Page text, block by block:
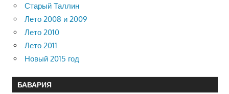
Старый Таллин
Лето 2008 и 2009
Лето 2010
Лето 2011
Новый 2015 год
БАВАРИЯ